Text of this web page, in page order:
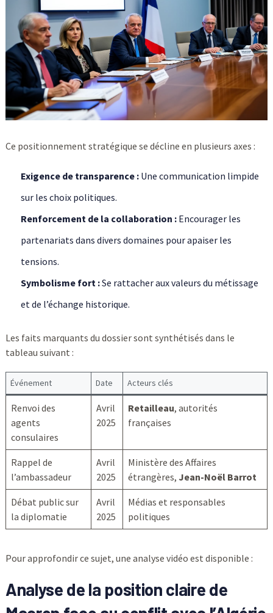
Ce positionnement stratégique se décline en plusieurs axes :
Exigence de transparence :Une communication limpide
sur les choix politiques.
Renforcement de la collaboration :Encourager les
partenariats dans divers domaines pour apaiser les
tensions.
Symbolisme fort :Se rattacher aux valeurs du métissage
et de l’échange historique.
Les faits marquants du dossier sont synthétisés dans le
tableau suivant :
Événement Date Acteurs clés
Renvoi des
agents
consulaires
Avril
2025
Retailleau, autorités
françaises
Rappel de
l’ambassadeur
Avril
2025
Ministère des Affaires
étrangères, Jean-Noël Barrot
Débat public sur
la diplomatie
Avril
2025
Médias et responsables
politiques
Pour approfondir ce sujet, une analyse vidéo est disponible :
Analyse de la position claire de